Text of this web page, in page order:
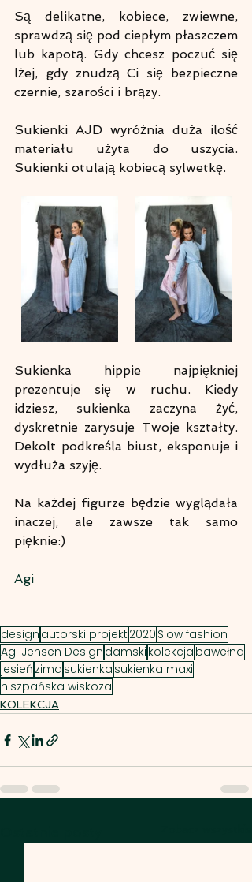
Są delikatne, kobiece, zwiewne,
sprawdzą się pod ciepłym płaszczem
lub kapotą. Gdy chcesz poczuć się
lżej, gdy znudzą Ci się bezpieczne
czernie, szarości i brązy.
Sukienki AJD wyróżnia duża ilość
materiału użyta do uszycia.
Sukienki otulają kobiecą sylwetkę.
Sukienka hippie najpiękniej
prezentuje się w ruchu. Kiedy
idziesz, sukienka zaczyna żyć,
dyskretnie zarysuje Twoje kształty.
Dekolt podkreśla biust, eksponuje i
wydłuża szyję.
Na każdej figurze będzie wyglądała
inaczej, ale zawsze tak samo
pięknie:)
Agi
design autorski projekt2020 Slow fashion
Agi Jensen Design damski kolekcja bawełna
jesień zima sukienka sukienka maxi
hiszpańska wiskoza
KOLEKCJA